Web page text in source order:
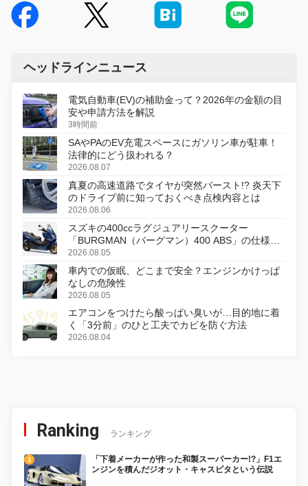
ヘッドラインニュース
電気自動車(EV)の補助金って？2026年の金額の目
安や申請方法を解説
3時間前
SAやPAのEV充電スペースにガソリン車が駐車！
法律的にどう扱われる？
2026.08.07
真夏の高速道路でタイヤが突然バースト!? 炎天下
のドライブ前に知っておくべき点検内容とは
2026.08.06
スズキの400ccラグジュアリースクーター
「BURGMAN（バーグマン）400 ABS」の仕様を
変更し、8月18日に発売
2026.08.05
車内での仮眠、どこまで安全？エンジンかけっぱ
なしの危険性
2026.08.05
エアコンをつけたら酸っぱい臭いが…目的地に着
く「3分前」のひと工夫でカビを防ぐ方法
2026.08.04
Ranking ランキング
「下着メーカーが作った和製スーパーカー!?」F1エ
ンジンを積んだジオット・キャスピタという伝説